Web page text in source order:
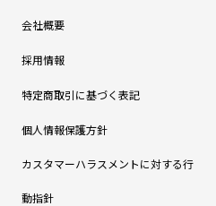
会社概要
採用情報
特定商取引に基づく表記
個人情報保護方針
カスタマーハラスメントに対する行
動指針